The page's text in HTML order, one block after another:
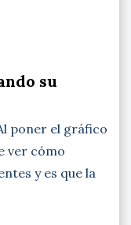
su
poner el gráfico
ver cómo
y es que la